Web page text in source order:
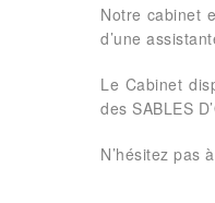
Notre cabinet
d’une
Le Cabinet
des SABLES
N’hésitez pas